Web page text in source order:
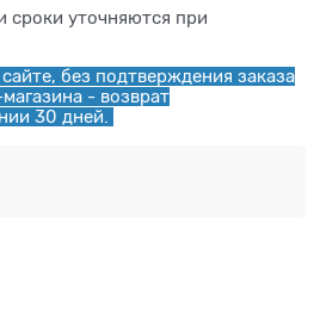
сроки уточняются при
без подтверждения заказа
- возврат
30 дней.